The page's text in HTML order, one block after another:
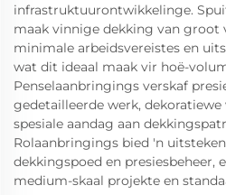
infrastruktuurontwikkelinge.
maak vinnige dekking van
minimale arbeidsvereistes en
wat dit ideaal maak vir hoë-
Penselaanbringings verskaf
gedetailleerde werk,
spesiale aandag aan
Rolaanbringings bied 'n
dekkingspoed en presiesbeheer,
medium-skaal projekte en